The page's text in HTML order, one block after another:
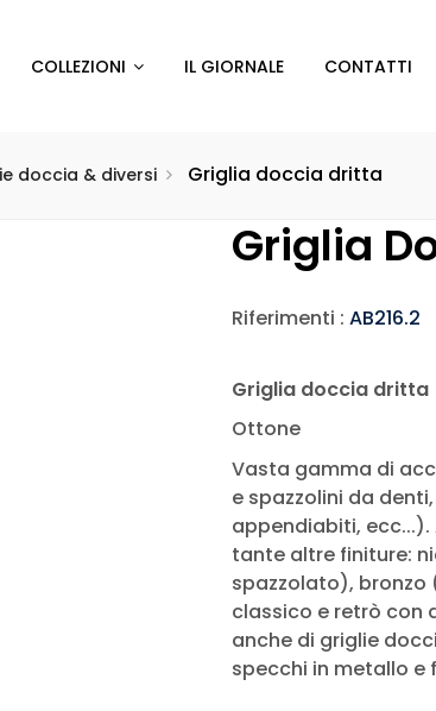
COLLEZIONI IL GIORNALE CONTATTI
doccia & diversi Griglia doccia dritta
Griglia
Riferimenti : AB216.2
Griglia doccia dritta
Ottone
Vasta gamma di
e spazzolini da
appendiabiti,
tante altre finiture:
spazzolato), bronzo
classico e retrò con
anche di griglie
specchi in metallo e